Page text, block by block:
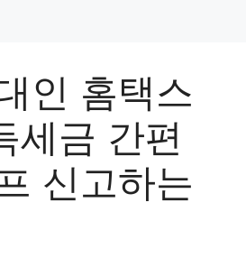
인 홈택스
세금 간편
신고하는